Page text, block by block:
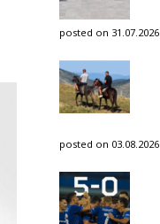
posted on 31.07.2026
posted on 03.08.2026